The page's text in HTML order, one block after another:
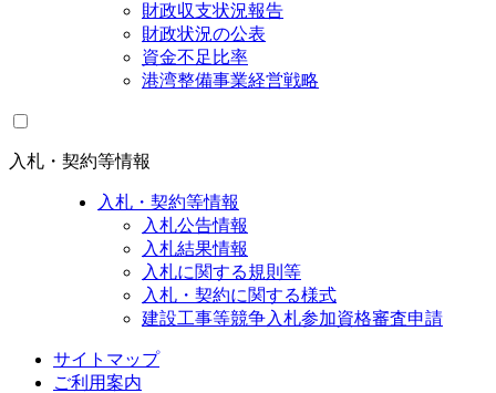
財政収支状況報告
財政状況の公表
資金不足比率
港湾整備事業経営戦略
入札・契約等情報
入札・契約等情報
入札公告情報
入札結果情報
入札に関する規則等
入札・契約に関する様式
建設工事等競争入札参加資格審査申請
サイトマップ
ご利用案内